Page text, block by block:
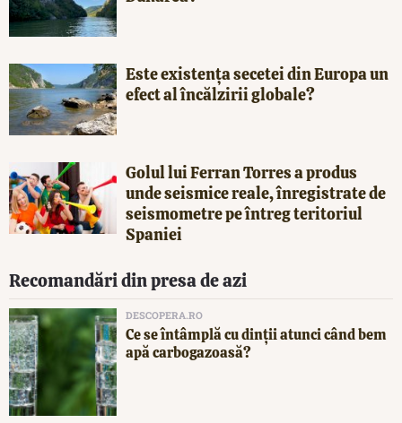
Este existența secetei din Europa un
efect al încălzirii globale?
Golul lui Ferran Torres a produs
unde seismice reale, înregistrate de
seismometre pe întreg teritoriul
Spaniei
Recomandări din presa de azi
DESCOPERA.RO
Ce se întâmplă cu dinții atunci când bem
apă carbogazoasă?